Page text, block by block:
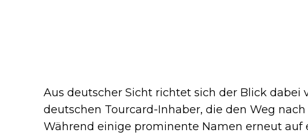
Aus deutscher Sicht richtet sich der Blick dabei
deutschen Tourcard-Inhaber, die den Weg
Während einige prominente Namen erneut auf